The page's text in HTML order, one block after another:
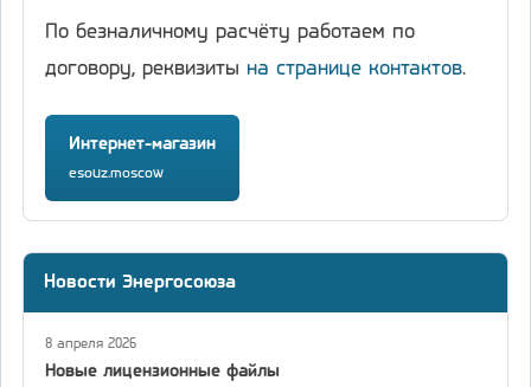
По безналичному расчёту работаем по
договору, реквизиты на странице контактов.
Интернет-магазин
esouz.moscow
Новости Энергосоюза
8 апреля 2026
Новые лицензионные файлы